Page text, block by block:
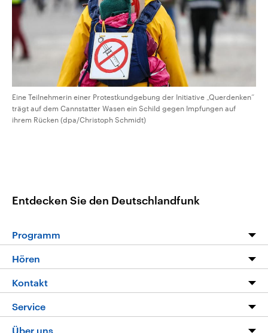
Eine Teilnehmerin einer Protestkundgebung der Initiative „Querdenken“
trägt auf dem Cannstatter Wasen ein Schild gegen Impfungen auf
ihrem Rücken (dpa/Christoph Schmidt)
Entdecken Sie den Deutschlandfunk
Programm
Programm
Die Nachrichten
Nachrichtenleicht
Hören
Livestream
Podcasts
Kontakt
Hörerservice
Service
FAQ
Über uns